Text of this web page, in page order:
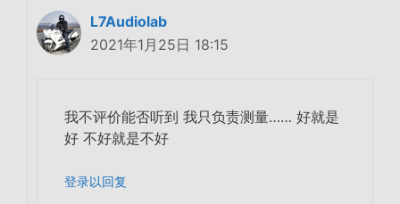
L7Audiolab
2021年1月25日 18:15
我不评价能否听到 我只负责测量…… 好就是
好 不好就是不好
登录以回复